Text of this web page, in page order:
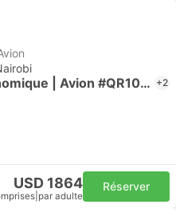
Classe économique | Avion #QR1063 +2
USD 1864
par adulte
Réserver